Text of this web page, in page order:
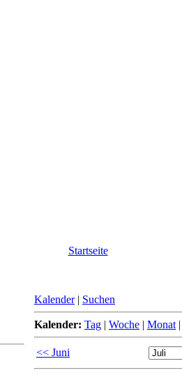
Startseite
Kalender | Suchen
Kalender: Tag | Woche | Monat
<< Juni